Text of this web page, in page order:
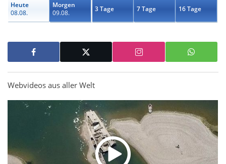
Heute
08.08.
Morgen
09.08.
3 Tage 7 Tage 16 Tage
Webvideos aus aller Welt